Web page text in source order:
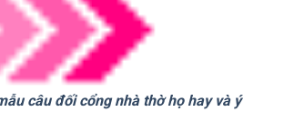
câu đối cổng nhà thờ họ hay và ý